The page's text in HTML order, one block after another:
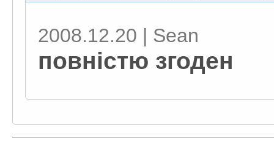
2008.12.20 | Sean
повністю згоден